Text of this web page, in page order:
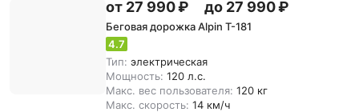
от 27 990 ₽ до 27 990 ₽
Беговая дорожка Alpin T-181
4.7
Тип: электрическая
Мощность: 120 л.с.
Макс. вес пользователя: 120 кг
Макс. скорость: 14 км/ч